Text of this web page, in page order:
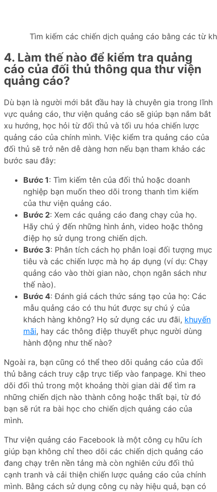
Tìm kiếm các chiến dịch quảng cáo bằng các từ
4. Làm thế nào để kiểm tra quảng
cáo của đối thủ thông qua thư viện
quảng cáo?
Dù bạn là người mới bắt đầu hay là chuyên gia trong lĩnh
vực quảng cáo, thư viện quảng cáo sẽ giúp bạn nắm bắt
xu hướng, học hỏi từ đối thủ và tối ưu hóa chiến lược
quảng cáo của chính mình. Việc kiểm tra quảng cáo của
đối thủ sẽ trở nên dễ dàng hơn nếu bạn tham khảo các
bước sau đây:
Bước 1: Tìm kiếm tên của đối thủ hoặc doanh
nghiệp bạn muốn theo dõi trong thanh tìm kiếm
của thư viện quảng cáo.
Bước 2: Xem các quảng cáo đang chạy của họ.
Hãy chú ý đến những hình ảnh, video hoặc thông
điệp họ sử dụng trong chiến dịch.
Bước 3: Phân tích cách họ phân loại đối tượng mục
tiêu và các chiến lược mà họ áp dụng (ví dụ: Chạy
quảng cáo vào thời gian nào, chọn ngân sách như
thế nào).
Bước 4: Đánh giá cách thức sáng tạo của họ: Các
mẫu quảng cáo có thu hút được sự chú ý của
khách hàng không? Họ sử dụng các ưu đãi, khuyến
mãi, hay các thông điệp thuyết phục người dùng
hành động như thế nào?
Ngoài ra, bạn cũng có thể theo dõi quảng cáo của đối
thủ bằng cách truy cập trực tiếp vào fanpage. Khi theo
dõi đối thủ trong một khoảng thời gian dài để tìm ra
những chiến dịch nào thành công hoặc thất bại, từ đó
bạn sẽ rút ra bài học cho chiến dịch quảng cáo của
mình.
Thư viện quảng cáo Facebook là một công cụ hữu ích
giúp bạn không chỉ theo dõi các chiến dịch quảng cáo
đang chạy trên nền tảng mà còn nghiên cứu đối thủ
cạnh tranh và cải thiện chiến lược quảng cáo của chính
mình. Bằng cách sử dụng công cụ này hiệu quả, bạn có